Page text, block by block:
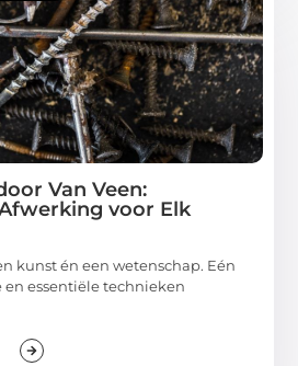
Van Veen:
voor Elk
kunst én een wetenschap. Eén
en essentiële technieken